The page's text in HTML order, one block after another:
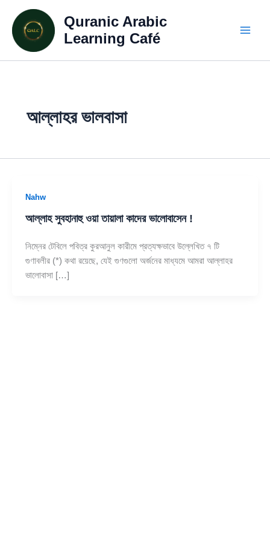
to
content
Quranic Arabic
Learning Café
আল্লাহর ভালবাসা
Nahw
আল্লাহ সুবহানাহু ওয়া তায়ালা কাদের ভালোবাসেন !
নিম্নের টেবিলে পবিত্র কুরআনুল কারীমে প্রত্যক্ষভাবে উল্লেখিত ৭ টি
গুণাবলীর (*) কথা রয়েছে, যেই গুণগুলো অর্জনের মাধ্যমে আমরা আল্লাহর
ভালোবাসা […]